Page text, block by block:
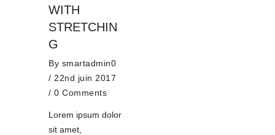
WITH
STRETCHIN
G
By smartadmin0
/ 22nd juin 2017
/ 0 Comments
Lorem ipsum dolor
sit amet,